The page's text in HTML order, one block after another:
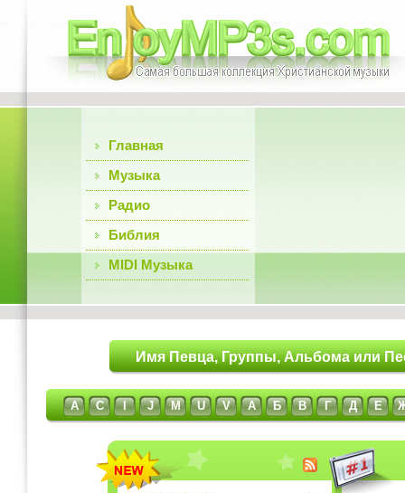
Главная
Музыка
Радио
Библия
MIDI Музыка
Имя Певца, Группы, Альбома или
A C I J M U V А Б В Г Д Е